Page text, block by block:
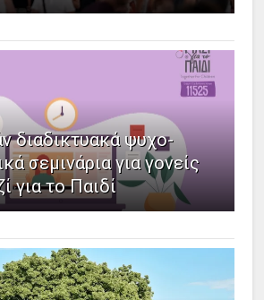
διαδικτυακά ψυχο-
σεμινάρια για γονείς
για το Παιδί